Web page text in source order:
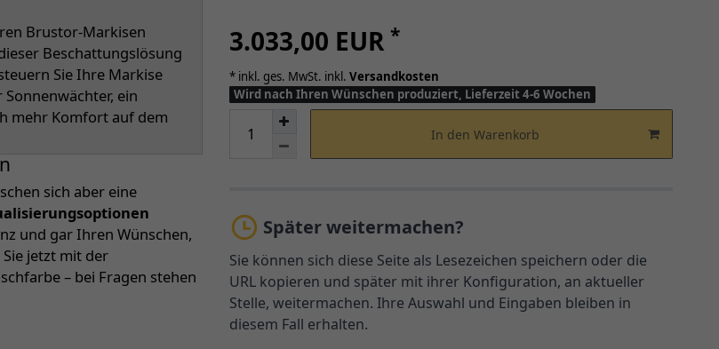
Brustor-Markisen
Beschattungslösung
Sie Ihre Markise
ein
mehr Komfort auf dem
sich aber eine
und gar Ihren Wünschen,
jetzt mit der
– bei Fragen stehen
3.033,00 EUR *
* inkl. ges. MwSt. inkl. Versandkosten
Wird nach Ihren Wünschen produziert, Lieferzeit 4-6 Wochen
In den Warenkorb
Später weitermachen?
Sie können sich diese Seite als Lesezeichen speichern oder die
URL kopieren und später mit ihrer Konfiguration, an aktueller
Stelle, weitermachen. Ihre Auswahl und Eingaben bleiben in
diesem Fall erhalten.